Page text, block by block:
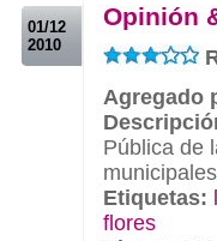
01/12
2010
Opinión
Agregado
Pública de
Etiquetas:
flores